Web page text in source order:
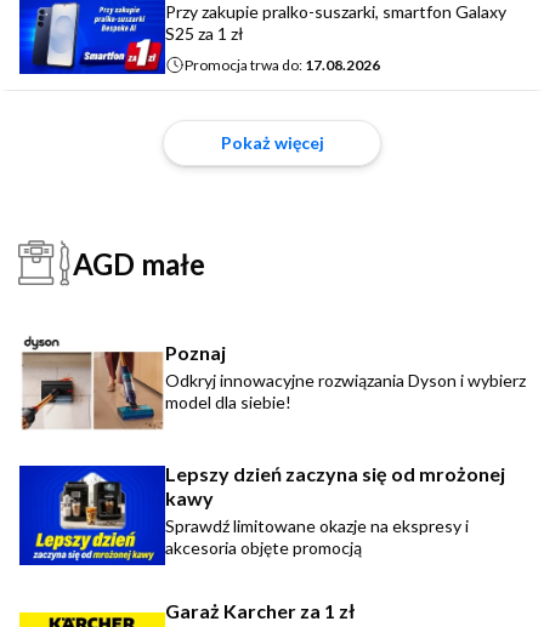
Przy zakupie pralko-suszarki, smartfon Galaxy
S25 za 1 zł
Promocja trwa do: 17.08.2026
Pokaż więcej
AGD małe
Poznaj
Odkryj innowacyjne rozwiązania Dyson i wybierz
model dla siebie!
Lepszy dzień zaczyna się od mrożonej
kawy
Sprawdź limitowane okazje na ekspresy i
akcesoria objęte promocją
Garaż Karcher za 1 zł